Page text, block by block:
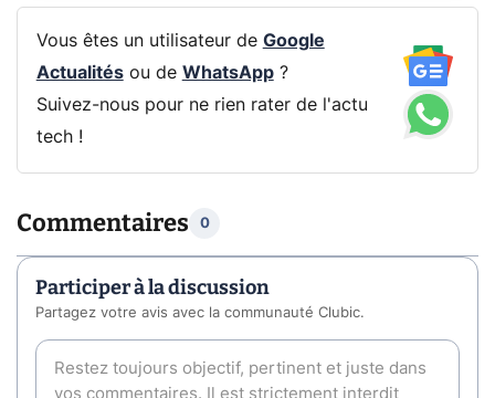
Vous êtes un utilisateur de Google
Actualitésou de WhatsApp?
Suivez-nous pour ne rien rater de l'actu
tech !
Commentaires 0
Participer à la discussion
Partagez votre avis avec la communauté Clubic.